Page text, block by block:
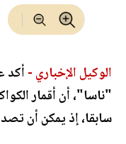
الوكيل الإخباري -أكد
"ناسا"، أن أقمار
سابقا، إذ يمكن أن